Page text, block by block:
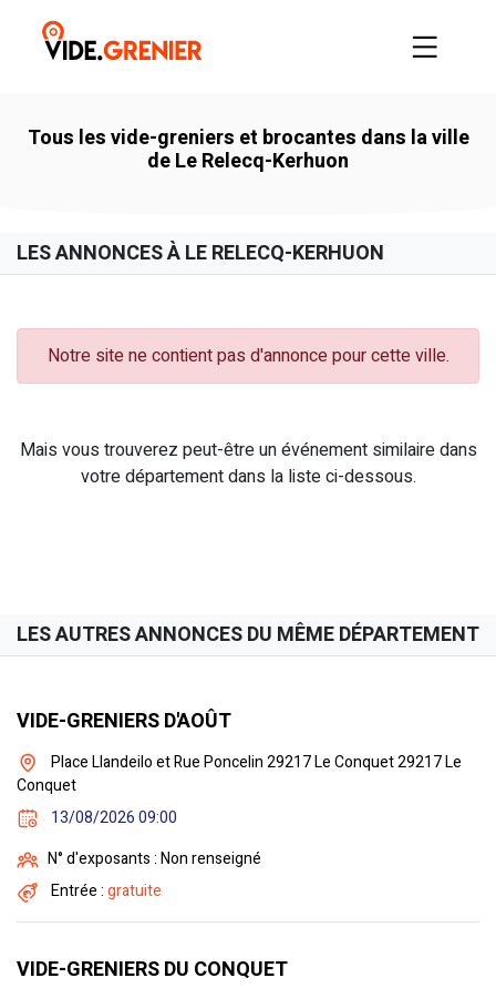
Tous les vide-greniers et brocantes dans la ville
de Le Relecq-Kerhuon
LES ANNONCES À LE RELECQ-KERHUON
Notre site ne contient pas d'annonce pour cette ville.
Mais vous trouverez peut-être un événement similaire dans
votre département dans la liste ci-dessous.
LES AUTRES ANNONCES DU MÊME DÉPARTEMENT
VIDE-GRENIERS D'AOÛT
Place Llandeilo et Rue Poncelin 29217 Le Conquet 29217 Le
Conquet
13/08/2026 09:00
N° d'exposants : Non renseigné
Entrée :gratuite
VIDE-GRENIERS DU CONQUET